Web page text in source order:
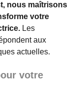
nous maîtrisons
votre
Les
aux
actuelles.
votre